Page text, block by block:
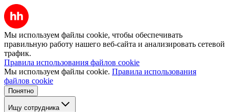
Мы используем файлы cookie, чтобы обеспечивать
правильную работу нашего веб-сайта и анализировать сетевой
трафик.
Правила использования файлов cookie
Мы используем файлы cookie. Правила использования
файлов cookie
Понятно
Ищу сотрудника